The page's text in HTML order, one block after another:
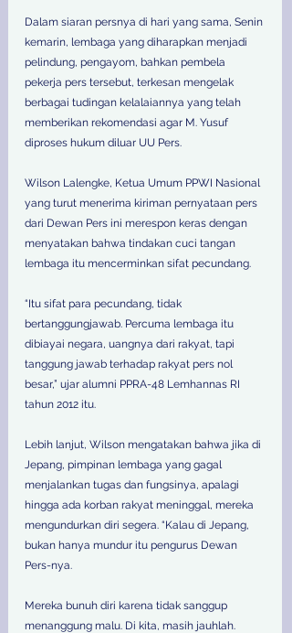
Dalam siaran persnya di hari yang sama, Senin
kemarin, lembaga yang diharapkan menjadi
pelindung, pengayom, bahkan pembela
pekerja pers tersebut, terkesan mengelak
berbagai tudingan kelalaiannya yang telah
memberikan rekomendasi agar M. Yusuf
diproses hukum diluar UU Pers.
Wilson Lalengke, Ketua Umum PPWI Nasional
yang turut menerima kiriman pernyataan pers
dari Dewan Pers ini merespon keras dengan
menyatakan bahwa tindakan cuci tangan
lembaga itu mencerminkan sifat pecundang.
“Itu sifat para pecundang, tidak
bertanggungjawab. Percuma lembaga itu
dibiayai negara, uangnya dari rakyat, tapi
tanggung jawab terhadap rakyat pers nol
besar,” ujar alumni PPRA-48 Lemhannas RI
tahun 2012 itu.
Lebih lanjut, Wilson mengatakan bahwa jika di
Jepang, pimpinan lembaga yang gagal
menjalankan tugas dan fungsinya, apalagi
hingga ada korban rakyat meninggal, mereka
mengundurkan diri segera. “Kalau di Jepang,
bukan hanya mundur itu pengurus Dewan
Pers-nya.
Mereka bunuh diri karena tidak sanggup
menanggung malu. Di kita, masih jauhlah.